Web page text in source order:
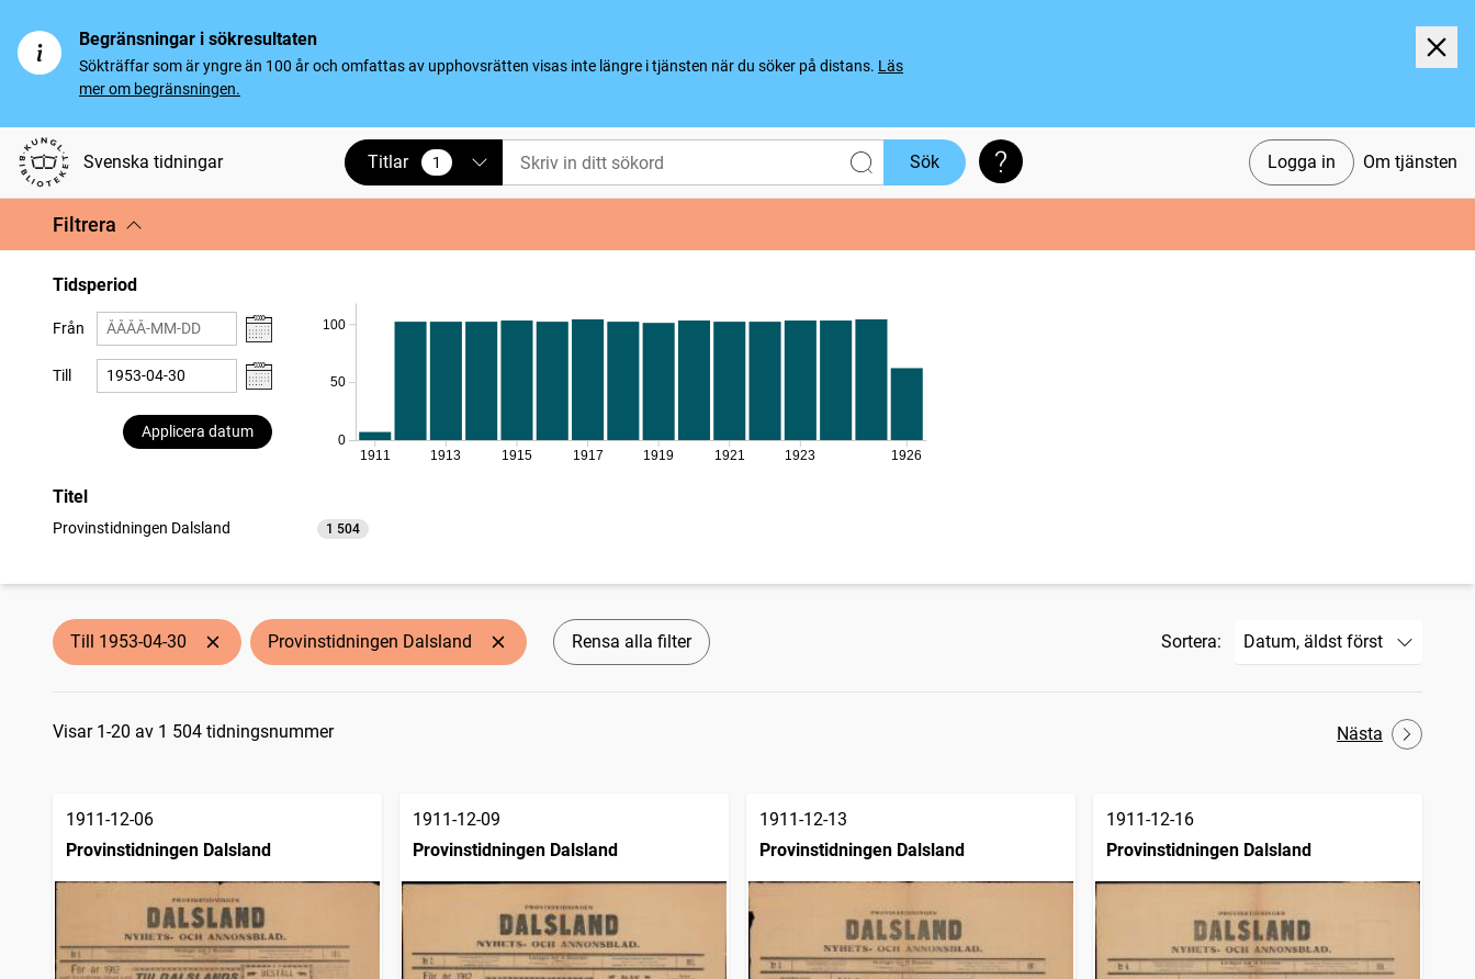
Begränsningar i sökresultaten
Sökträffar som är yngre än 100 år och omfattas av upphovsrätten visas inte längre i tjänsten när du söker på distans. Läs
mer om begränsningen.
Svenska tidningar Logga in Om tjänsten
Titlar 1
vald Sök Söktips
Filtrera
Tidsperiod
Från
Till
Applicera datum
0
50
100
1911 1913 1915 1917 1919 1921 1923 1926
Titel
Provinstidningen Dalsland 1 504
träffar
Till 1953-04-30 Provinstidningen Dalsland Rensa alla filter Sortera:
Sökresultat
Visar 1-20 av 1 504 tidningsnummer Nästa
1911-12-06
Provinstidningen Dalsland
1911-12-09
Provinstidningen Dalsland
1911-12-13
Provinstidningen Dalsland
1911-12-16
Provinstidningen Dalsland